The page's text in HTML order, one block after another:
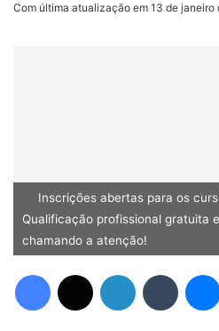
Com última atualização em 13 de janeiro
Inscrições abertas para os
Qualificação profissional gratuita
chamando a atenção!